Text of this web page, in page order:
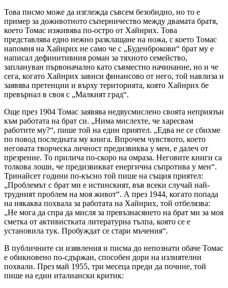
Това писмо може да изглежда съвсем безобидно, но то е
пример за доживотното съперничество между двамата братя,
което Томас изживява по-остро от Хайнрих. Това
представлява едно нежно разклащане на ножа, с което Томас
напомня на Хайнрих не само че с „Буденброкови“ брат му е
написал дефинитивния роман за тяхното семейство,
заплануван първоначално като съвместно начинание, но и че
сега, когато Хайнрих зависи финансово от него, той навлиза и
заявява претенции и върху територията, която Хайнрих бе
превърнал в своя с „Малкият град“.
Още през 1904 Томас заявява недвусмислено своята неприязън
към работата на брат си. „Нима мислехте, че харесвам
работите му?“, пише той на един приятел. „Едва не се сбихме
по повод последната му книга. Впрочем чувството, което
неговата творческа личност предизвиква у мен, е далеч от
презрение. То прилича по-скоро на омраза. Неговите книги са
толкова лоши, че предизвикват енергична съпротива у мен“.
Тринайсет години по-късно той пише на същия приятел:
„Проблемът с брат ми е истинският, във всеки случай най-
трудният проблем на моя живот“. А през 1944, когато попада
на някаква похвала за работата на Хайнрих, той отбелязва:
„Не мога да спра да мисля за превъзнасянето на брат ми за моя
сметка от активистката литературна тълпа, която се е
установила тук. Пробуждат се стари мъчения“.
В публичните си изявления и писма до непознати обаче Томас
е обикновено по-сдържан, способен дори на излиятелни
похвали. През май 1955, три месеца преди да почине, той
пише на един италиански критик: